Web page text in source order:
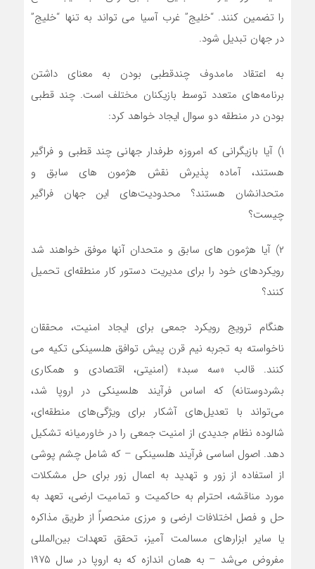
را تضمین کنند. “خلیج” غرب آسیا می تواند به تنها “خلیج”
در جهان تبدیل شود.
به اعتقاد مامدوف چندقطبی بودن به معنای داشتن
برنامه‌های متعدد توسط بازیکنان مختلف است. چند قطبی
بودن در منطقه دو سوال ایجاد خواهد کرد:
۱) آیا بازیگرانی که امروزه طرفدار جهانی چند قطبی و فراگیر
هستند، آماده پذیرش نقش هژمون های سابق و
متحدانشان هستند؟ محدودیت‌های این جهان فراگیر
چیست؟
۲) آیا هژمون های سابق و متحدان آنها موفق خواهند شد
رویکردهای خود را برای مدیریت دستور کار منطقه‌ای تحمیل
کنند؟
هنگام ترویج رویکرد جمعی برای ایجاد امنیت، محققان
ناخواسته به تجربه نیم قرن پیش توافق هلسینکی تکیه می
کنند. قالب «سه سبد» (امنیتی، اقتصادی و همکاری
بشردوستانه) که اساس فرآیند هلسینکی در اروپا شد،
می‌تواند با تعدیل‌های آشکار برای ویژگی‌های منطقه‌ای،
شالوده نظام جدیدی از امنیت جمعی را در خاورمیانه تشکیل
دهد. اصول اساسی فرآیند هلسینکی – که شامل چشم پوشی
از استفاده از زور و تهدید به اعمال زور برای حل مشکلات
مورد مناقشه، احترام به حاکمیت و تمامیت ارضی، تعهد به
حل و فصل اختلافات ارضی و مرزی منحصراً از طریق مذاکره
یا سایر ابزارهای مسالمت آمیز، تحقق تعهدات بین‌المللی
مفروض می‌شد – به همان اندازه که به اروپا در سال ۱۹۷۵